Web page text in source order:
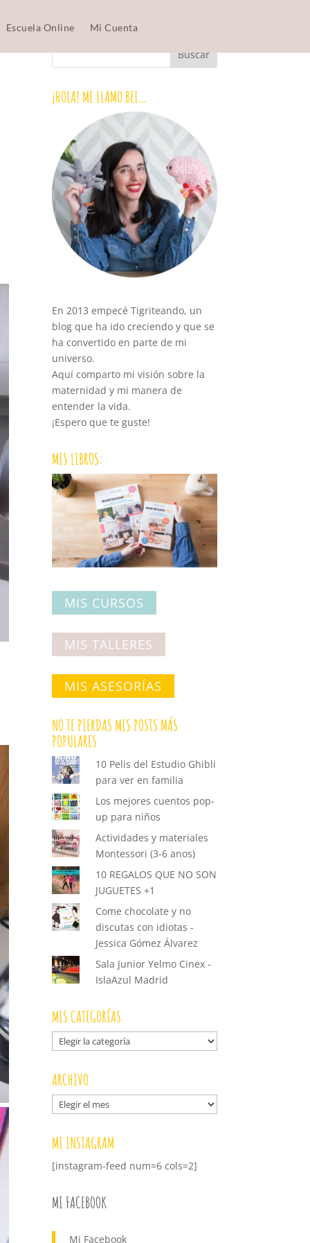
Escuela Online Mi Cuenta
¡HOLA! ME LLAMO BEI…
En 2013 empecé Tigriteando, un
blog que ha ido creciendo y que se
ha convertido en parte de mi
universo.
Aquí comparto mi visión sobre la
maternidad y mi manera de
entender la vida.
¡Espero que te guste!
MIS LIBROS:
MIS CURSOS
MIS TALLERES
MIS ASESORÍAS
NO TE PIERDAS MIS POSTS MÁS
POPULARES
10 Pelis del Estudio Ghibli
para ver en familia
Los mejores cuentos pop-
up para niños
Actividades y materiales
Montessori (3-6 anos)
10 REGALOS QUE NO SON
JUGUETES +1
Come chocolate y no
discutas con idiotas -
Jessica Gómez Álvarez
Sala Junior Yelmo Cinex -
IslaAzul Madrid
MIS CATEGORÍAS
Mis
categorías
ARCHIVO
Archivo
MI INSTAGRAM
[instagram-feed num=6 cols=2]
MI FACEBOOK
Mi Facebook